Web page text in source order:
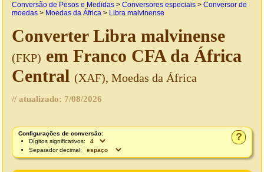
Conversão de Pesos e Medidas > Conversores especiais > Conversor de
moedas > Moedas da África > Libra malvinense
Converter Libra malvinense
(FKP) em Franco CFA da África
Central (XAF), Moedas da África
// atualizado: 7/08/2026
?
Configurações de conversão:
Dígitos significativos:
Separador decimal: